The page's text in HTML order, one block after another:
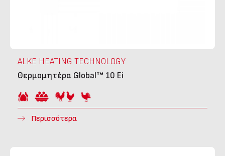
ALKE HEATING TECHNOLOGY
Θερμομητέρα Global™ 10 Ei
Περισσότερα